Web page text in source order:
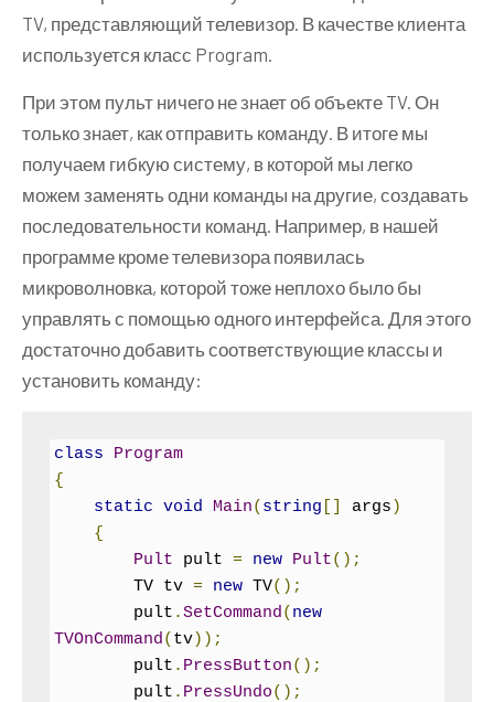
}
public void Off()
Console.WriteLine( "Телевизор
выключен...");
}
}
{
    TV tv
;
public TVOnCommand (TV tvSet)
{
        tv
= tvSet
{
}
public
        tv
Off ();
}
// Invoker - инициатор
TV, представляющий телевизор. В качестве клиента
используется класс Program.
При этом пульт ничего не знает об объекте TV. Он
только знает, как отправить команду. В итоге мы
получаем гибкую систему, в которой мы легко
можем заменять одни команды на другие, создавать
последовательности команд. Например, в нашей
программе кроме телевизора появилась
микроволновка, которой тоже неплохо было бы
управлять с помощью одного интерфейса. Для этого
достаточно добавить соответствующие классы и
установить команду:
class
Program
{
static void Main( string args )
{
Pult pult = new Pult();
        TV tv
= new TV();
        pult
.SetCommand( new
TVOnCommand( tv));
        pult
. PressButton();
        pult
. PressUndo();